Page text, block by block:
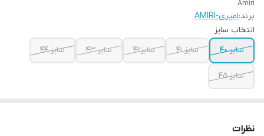
Amiri
برند:امیری-AMIRI
انتخاب سایز
سایز ۴۰
سایز ۴۱ سایز۴۲ سایز ۴۳ سایز ۴۴
سایز ۴۵
نظرات